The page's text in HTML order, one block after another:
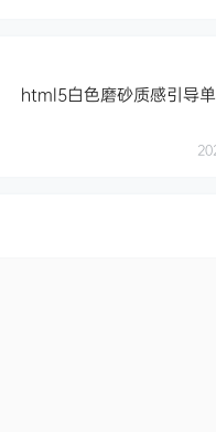
html5白色磨砂质感引导